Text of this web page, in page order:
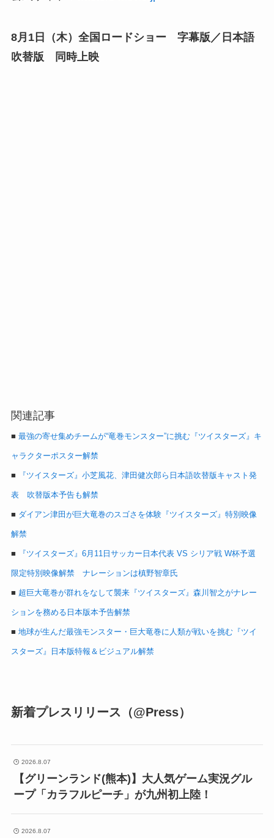
8月1日（木）全国ロードショー 字幕版／日本語
吹替版 同時上映
関連記事
■ 最強の寄せ集めチームが“竜巻モンスター”に挑む『ツイスターズ』キ
ャラクターポスター解禁
■ 『ツイスターズ』小芝風花、津田健次郎ら日本語吹替版キャスト発
表 吹替版本予告も解禁
■ ダイアン津田が巨大竜巻のスゴさを体験『ツイスターズ』特別映像
解禁
■ 『ツイスターズ』6月11日サッカー日本代表 VS シリア戦 W杯予選
限定特別映像解禁 ナレーションは槙野智章氏
■ 超巨大竜巻が群れをなして襲来『ツイスターズ』森川智之がナレー
ションを務める日本版本予告解禁
■ 地球が生んだ最強モンスター・巨大竜巻に人類が戦いを挑む『ツイ
スターズ』日本版特報＆ビジュアル解禁
新着プレスリリース（@Press）
2026.8.07
【グリーンランド(熊本)】大人気ゲーム実況グル
ープ「カラフルピーチ」が九州初上陸！
2026.8.07